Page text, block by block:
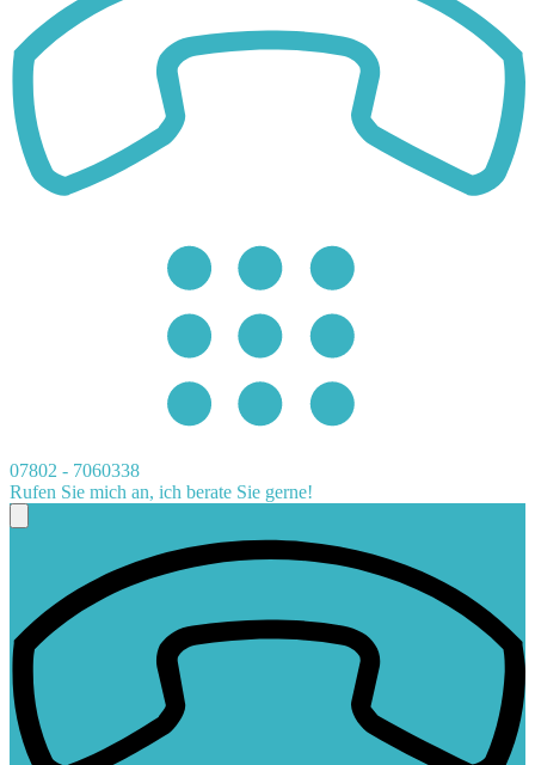
07802 - 7060338
Rufen Sie mich an, ich berate Sie gerne!